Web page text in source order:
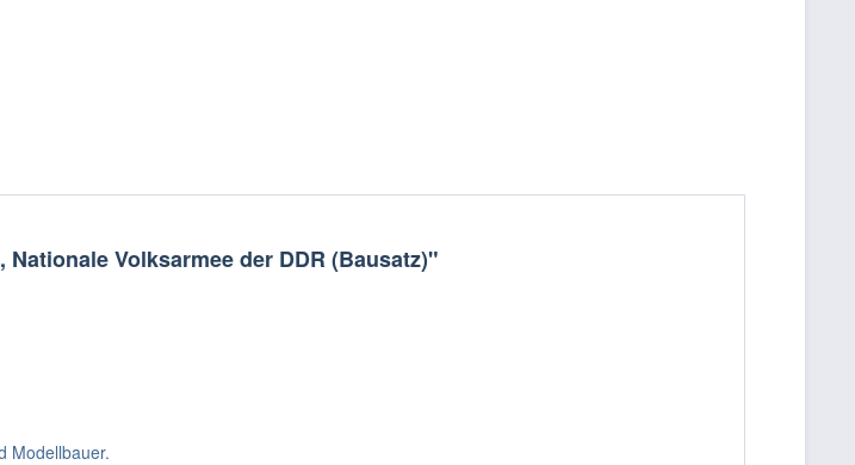
Volksarmee der DDR (Bausatz)"
Modellbauer.